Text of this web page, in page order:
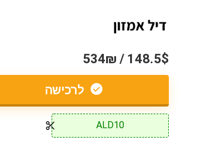
148.5$ / 534₪
לרכישה
ALD10